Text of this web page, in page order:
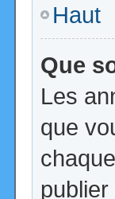
Haut
Que
Les
que